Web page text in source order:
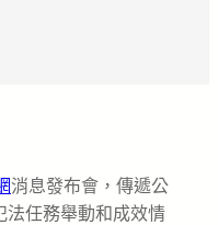
消息發布會，傳遞公
法任務舉動和成效情